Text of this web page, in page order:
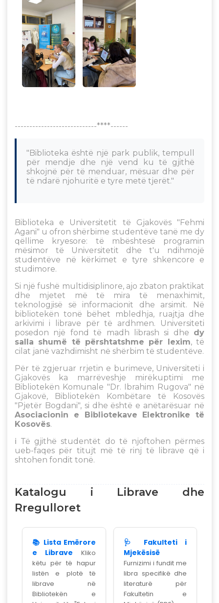
----------------------------****------
"Biblioteka është një park publik, tempull
për mendje dhe një vend ku të gjithë
shkojnë për të menduar, mësuar dhe për
të ndarë njohuritë e tyre metë tjerët."
Biblioteka e Universitetit të Gjakovës "Fehmi
Agani" u ofron shërbime studentëve tanë me dy
qëllime kryesore: të mbështesë programin
mësimor të Universitetit dhe t'u ndihmojë
studentëve në kërkimet e tyre shkencore e
studimore.
Si një fushë multidisiplinore, ajo zbaton praktikat
dhe mjetet më të mira të menaxhimit,
teknologjisë së informacionit dhe arsimit. Në
bibliotekën tonë bëhet mbledhja, ruajtja dhe
arkivimi i librave për të ardhmen. Universiteti
posedon një fond të madh librash si dhe dy
salla shumë të përshtatshme për lexim, të
cilat janë vazhdimisht në shërbim të studentëve.
Për të zgjeruar rrjetin e burimeve, Universiteti i
Gjakovës ka marrëveshje mirëkuptimi me
Bibliotekën Komunale "Dr. Ibrahim Rugova" në
Gjakovë, Bibliotekën Kombëtare të Kosovës
"Pjetër Bogdani", si dhe është e anëtarësuar në
Asociacionin e Bibliotekave Elektronike të
Kosovës.
ℹ️ Të gjithë studentët do të njoftohen përmes
ueb-faqes për titujt më të rinj të librave që i
shtohen fondit tonë.
Katalogu i Librave dhe
Rregulloret
📚 Lista Emërore
e Librave
Kliko
këtu për të hapur
listën e plotë të
librave në
Bibliotekën e
🩺 Fakulteti i
Mjekësisë
Furnizimi i fundit me
libra specifikë dhe
literaturë për
Fakultetin e